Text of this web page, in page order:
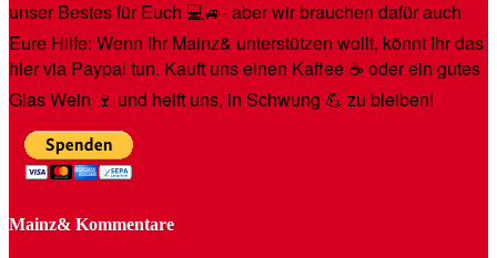
unser Bestes für Euch 💻🚙- aber wir brauchen dafür auch
Eure Hilfe: Wenn Ihr Mainz& unterstützen wollt, könnt Ihr das
hier via Paypal tun. Kauft uns einen Kaffee ☕️ oder ein gutes
Glas Wein 🍷 und helft uns, in Schwung 💪 zu bleiben!
Mainz& Kommentare